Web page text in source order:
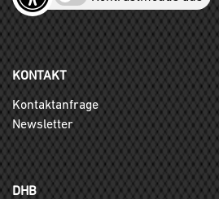
KONTAKT
Kontaktanfrage
Newsletter
DHB